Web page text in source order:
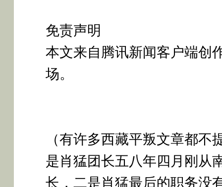
免责声明
本文来自腾讯新闻客户端创
场。
（有许多西藏平叛文章都
是肖猛团长五八年四月刚从
长，二是肖猛最后的职务没